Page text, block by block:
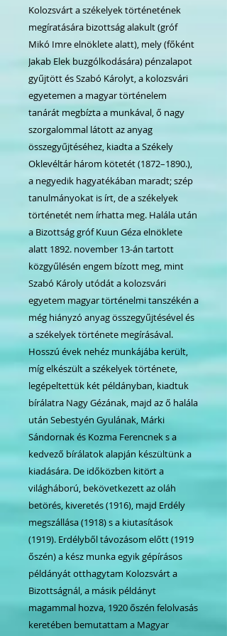
Kolozsvárt a székelyek történetének
megíratására bizottság alakult (gróf
Mikó Imre elnöklete alatt), mely (főként
Jakab Elek buzgólkodására) pénzalapot
gyűjtött és Szabó Károlyt, a kolozsvári
egyetemen a magyar történelem
tanárát megbízta a munkával, ő nagy
szorgalommal látott az anyag
összegyűjtéséhez, kiadta a Székely
Oklevéltár három kötetét (1872–1890.),
a negyedik hagyatékában maradt; szép
tanulmányokat is írt, de a székelyek
történetét nem írhatta meg. Halála után
a Bizottság gróf Kuun Géza elnöklete
alatt 1892. november 13-án tartott
közgyűlésén engem bízott meg, mint
Szabó Károly utódát a kolozsvári
egyetem magyar történelmi tanszékén a
még hiányzó anyag összegyűjtésével és
a székelyek története megírásával.
Hosszú évek nehéz munkájába került,
míg elkészült a székelyek története,
legépeltettük két példányban, kiadtuk
bírálatra Nagy Gézának, majd az ő halála
után Sebestyén Gyulának, Márki
Sándornak és Kozma Ferencnek s a
kedvező bírálatok alapján készültünk a
kiadására. De időközben kitört a
világháború, bekövetkezett az oláh
betörés, kiveretés (1916), majd Erdély
megszállása (1918) s a kiutasítások
(1919). Erdélyből távozásom előtt (1919
őszén) a kész munka egyik gépírásos
példányát otthagytam Kolozsvárt a
Bizottságnál, a másik példányt
magammal hozva, 1920 őszén felolvasás
keretében bemutattam a Magyar